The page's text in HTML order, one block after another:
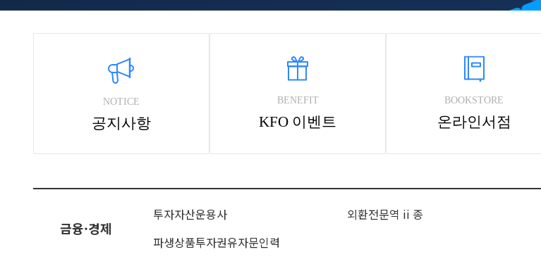
NOTICE
공지사항
BENEFIT
KFO 이벤트
BOOKSTORE
온라인서점
금융·경제
투자자산운용사 외환전문역 ii 종
파생상품투자권유자문인력